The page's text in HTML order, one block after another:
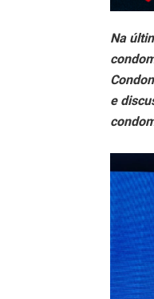
Na
e